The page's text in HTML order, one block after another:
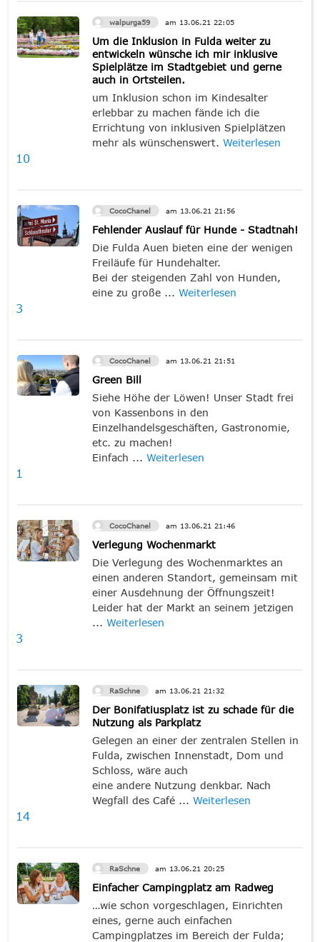
walpurga59 am 13.06.21 22:05
Um die Inklusion in Fulda weiter zu
entwickeln wünsche ich mir inklusive
Spielplätze im Stadtgebiet und gerne
auch in Ortsteilen.
um Inklusion schon im Kindesalter
erlebbar zu machen fände ich die
Errichtung von inklusiven Spielplätzen
mehr als wünschenswert. Weiterlesen
10
CocoChanel am 13.06.21 21:56
Fehlender Auslauf für Hunde - Stadtnah!
Die Fulda Auen bieten eine der wenigen
Freiläufe für Hundehalter.
Bei der steigenden Zahl von Hunden,
eine zu große ... Weiterlesen
3
CocoChanel am 13.06.21 21:51
Green Bill
Siehe Höhe der Löwen! Unser Stadt frei
von Kassenbons in den
Einzelhandelsgeschäften, Gastronomie,
etc. zu machen!
Einfach ... Weiterlesen
1
CocoChanel am 13.06.21 21:46
Verlegung Wochenmarkt
Die Verlegung des Wochenmarktes an
einen anderen Standort, gemeinsam mit
einer Ausdehnung der Öffnungszeit!
Leider hat der Markt an seinem jetzigen
... Weiterlesen
3
RaSchne am 13.06.21 21:32
Der Bonifatiusplatz ist zu schade für die
Nutzung als Parkplatz
Gelegen an einer der zentralen Stellen in
Fulda, zwischen Innenstadt, Dom und
Schloss, wäre auch
eine andere Nutzung denkbar. Nach
Wegfall des Café ... Weiterlesen
14
RaSchne am 13.06.21 20:25
Einfacher Campingplatz am Radweg
…wie schon vorgeschlagen, Einrichten
eines, gerne auch einfachen
Campingplatzes im Bereich der Fulda;